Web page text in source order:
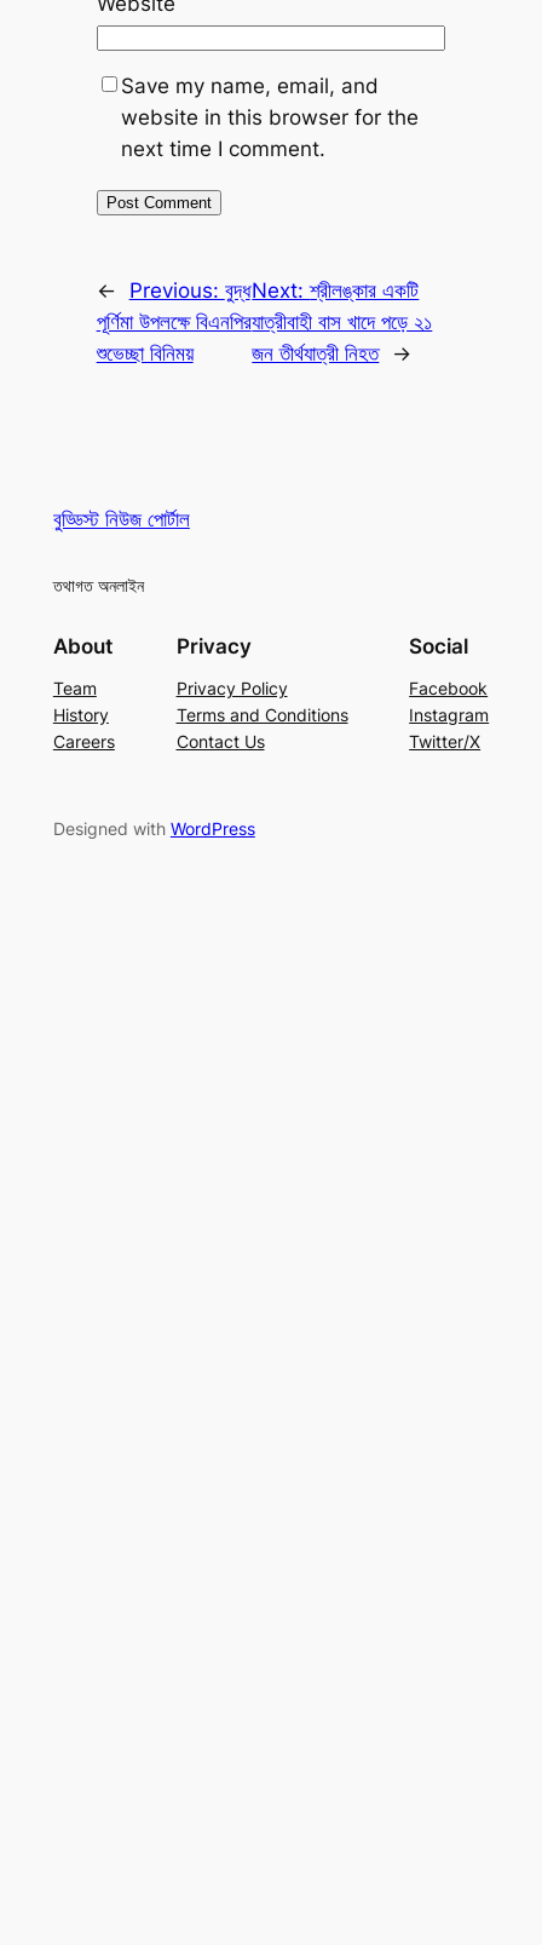
Save my name, email, and
website in this browser for the
next time I comment.
← Previous: বুদ্ধ
পূর্ণিমা উপলক্ষে বিএনপির
শুভেচ্ছা বিনিময়
Next:শ্রীলঙ্কার একটি
যাত্রীবাহী বাস খাদে পড়ে ২১
জন তীর্থযাত্রী নিহত
→
বুড্ডিস্ট নিউজ পোর্টাল
তথাগত অনলাইন
About
Team
History
Careers
Privacy
Privacy Policy
Terms and Conditions
Contact Us
Social
Facebook
Instagram
Twitter/X
Designed with WordPress